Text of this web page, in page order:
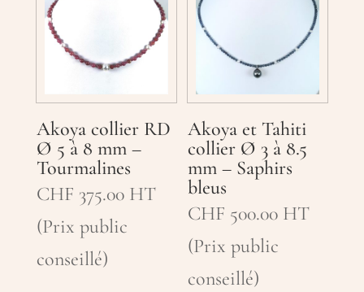
Akoya collier RD
Ø 5 à 8 mm –
Tourmalines
CHF 375.00 HT
(Prix public
conseillé)
Akoya et Tahiti
collier Ø 3 à 8.5
mm – Saphirs
bleus
CHF 500.00 HT
(Prix public
conseillé)